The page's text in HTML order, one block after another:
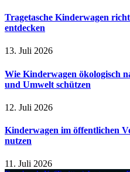
Tragetasche Kinderwagen
entdecken
13. Juli 2026
Wie Kinderwagen ökologisch
und Umwelt schützen
12. Juli 2026
Kinderwagen im öffentlichen
nutzen
11. Juli 2026